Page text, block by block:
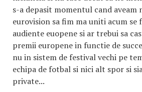
s-a depasit momentul cand aveam
eurovision sa fim ma uniti acum
audiente euopene si ar trebui sa
premii europene in functie de
nu in sistem de festival vechi pe
echipa de fotbal si nici alt spor si
private...